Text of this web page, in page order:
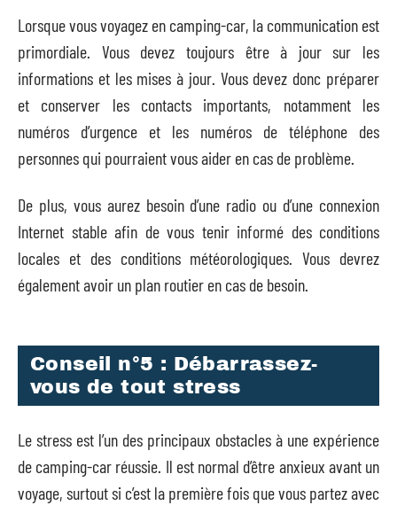
Lorsque vous voyagez en camping-car, la communication est
primordiale. Vous devez toujours être à jour sur les
informations et les mises à jour. Vous devez donc préparer
et conserver les contacts importants, notamment les
numéros d’urgence et les numéros de téléphone des
personnes qui pourraient vous aider en cas de problème.
De plus, vous aurez besoin d’une radio ou d’une connexion
Internet stable afin de vous tenir informé des conditions
locales et des conditions météorologiques. Vous devrez
également avoir un plan routier en cas de besoin.
Conseil n°5 : Débarrassez-
vous de tout stress
Le stress est l’un des principaux obstacles à une expérience
de camping-car réussie. Il est normal d’être anxieux avant un
voyage, surtout si c’est la première fois que vous partez avec